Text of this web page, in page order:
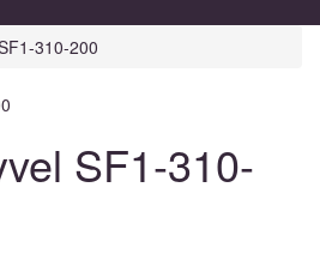
310-200
SF1-310-